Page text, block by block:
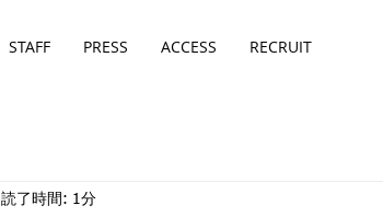
STAFF PRESS ACCESS RECRUIT
読了時間: 1分